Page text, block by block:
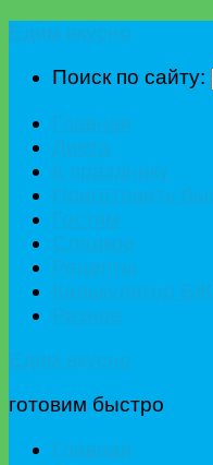
Поиск по сайту:
готовим быстро